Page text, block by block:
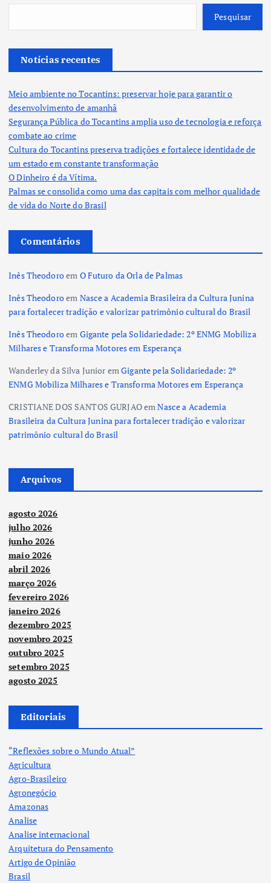
Pesquisar
Notícias recentes
Meio ambiente no Tocantins: preservar hoje para garantir o
desenvolvimento de amanhã
Segurança Pública do Tocantins amplia uso de tecnologia e reforça
combate ao crime
Cultura do Tocantins preserva tradições e fortalece identidade de
um estado em constante transformação
O Dinheiro é da Vítima.
Palmas se consolida como uma das capitais com melhor qualidade
de vida do Norte do Brasil
Comentários
Inês Theodoroem O Futuro da Orla de Palmas
Inês Theodoroem Nasce a Academia Brasileira da Cultura Junina
para fortalecer tradição e valorizar patrimônio cultural do Brasil
Inês Theodoroem Gigante pela Solidariedade: 2º ENMG Mobiliza
Milhares e Transforma Motores em Esperança
Wanderley da Silva JunioremGigante pela Solidariedade: 2º
ENMG Mobiliza Milhares e Transforma Motores em Esperança
CRISTIANE DOS SANTOS GURJAOemNasce a Academia
Brasileira da Cultura Junina para fortalecer tradição e valorizar
patrimônio cultural do Brasil
Arquivos
agosto 2026
julho 2026
junho 2026
maio 2026
abril 2026
março 2026
fevereiro 2026
janeiro 2026
dezembro 2025
novembro 2025
outubro 2025
setembro 2025
agosto 2025
Editoriais
“Reflexões sobre o Mundo Atual”
Agricultura
Agro-Brasileiro
Agronegócio
Amazonas
Analise
Analise internacional
Arquitetura do Pensamento
Artigo de Opinião
Brasil